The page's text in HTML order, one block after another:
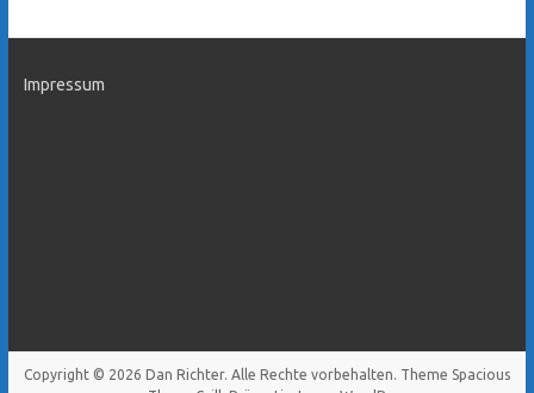
Impressum
Copyright © 2026 Dan Richter. Alle Rechte vorbehalten. Theme Spacious